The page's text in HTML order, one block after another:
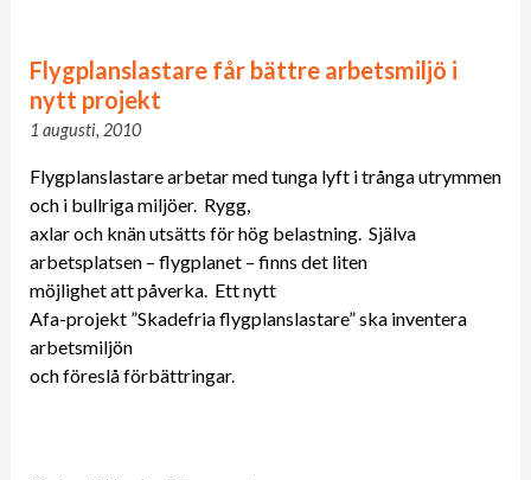
Flygplanslastare får bättre arbetsmiljö i
nytt projekt
1 augusti, 2010
Flygplanslastare arbetar med tunga lyft i trånga utrymmen
och i bullriga miljöer. Rygg,
axlar och knän utsätts för hög belastning. Själva
arbetsplatsen – flygplanet – finns det liten
möjlighet att påverka. Ett nytt
Afa-projekt ”Skadefria flygplanslastare” ska inventera
arbetsmiljön
och föreslå förbättringar.